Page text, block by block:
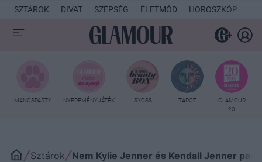
SZTÁROK DIVAT SZÉPSÉG ÉLETMÓD HOROSZKÓP
MANCSPARTY NYEREMÉNYJÁTÉK SYOSS TAROT
GLAMOUR
20
Sztárok Nem Kylie Jenner és Kendall Jenner